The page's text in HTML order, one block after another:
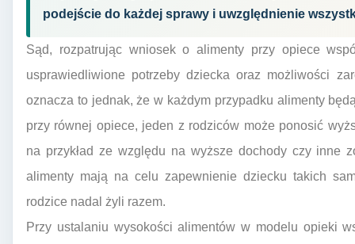
podejście do każdej sprawy i uwzględnienie
Sąd, rozpatrując wniosek o alimenty przy opiece
usprawiedliwione potrzeby dziecka oraz możliwości
oznacza to jednak, że w każdym przypadku alimenty
przy równej opiece, jeden z rodziców może ponosić
na przykład ze względu na wyższe dochody czy inne
alimenty mają na celu zapewnienie dziecku takich
rodzice nadal żyli razem.
Przy ustalaniu wysokości alimentów w modelu opieki